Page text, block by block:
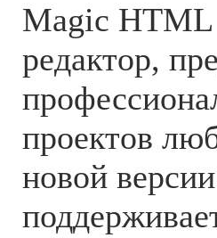
Magic
редактор,
проектов
новой